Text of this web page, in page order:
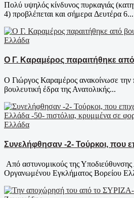
Πολύ υψηλός κίνδυνος πυρκαγιάς
4) προβλέπεται και σήμερα Δευτέρα 6...
Ελλάδα
Ο Γ. Καραμέρος παραιτήθηκε
Ο Γιώργος Καραμέρος ανακοίνωσε την
βουλευτική έδρα της Ανατολικής...
Ελλάδα
Συνελήφθησαν -2- Τούρκοι, που
Από αστυνομικούς της Υποδιεύθυνσης
Οργανωμένου Εγκλήματος Βορείου